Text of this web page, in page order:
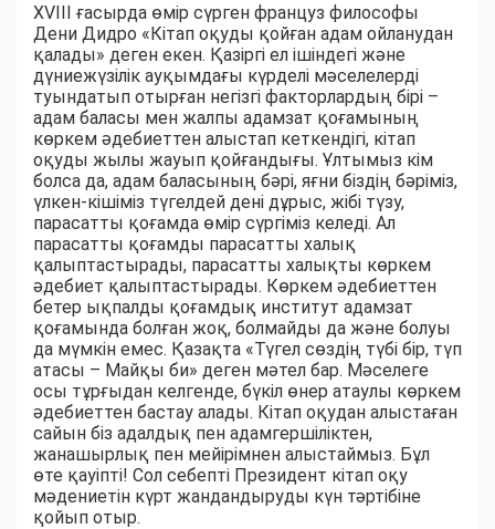
ХVІІІ ғасырда өмір сүрген француз философы
Дени Дидро «Кітап оқуды қойған адам ойланудан
қалады» деген екен. Қазіргі ел ішіндегі және
дүниежүзілік ауқымдағы күрделі мәселелерді
туындатып отырған негізгі факторлардың бірі –
адам баласы мен жалпы адамзат қоғамының
көркем әдебиеттен алыстап кеткендігі, кітап
оқуды жылы жауып қойғандығы. Ұлтымыз кім
болса да, адам баласының бәрі, яғни біздің бәріміз,
үлкен-кішіміз түгелдей дені дұрыс, жібі түзу,
парасатты қоғамда өмір сүргіміз келеді. Ал
парасатты қоғамды парасатты халық
қалыптастырады, парасатты халықты көркем
әдебиет қалыптастырады. Көркем әдебиеттен
бетер ықпалды қоғамдық институт адамзат
қоғамында болған жоқ, болмайды да және болуы
да мүмкін емес. Қазақта «Түгел сөздің түбі бір, түп
атасы – Майқы би» деген мәтел бар. Мәселеге
осы тұрғыдан келгенде, бүкіл өнер атаулы көркем
әдебиеттен бастау алады. Кітап оқудан алыстаған
сайын біз адалдық пен адамгершіліктен,
жанашырлық пен мейірімнен алыстаймыз. Бұл
өте қауіпті! Сол себепті Президент кітап оқу
мәдениетін күрт жандандыруды күн тәртібіне
қойып отыр.